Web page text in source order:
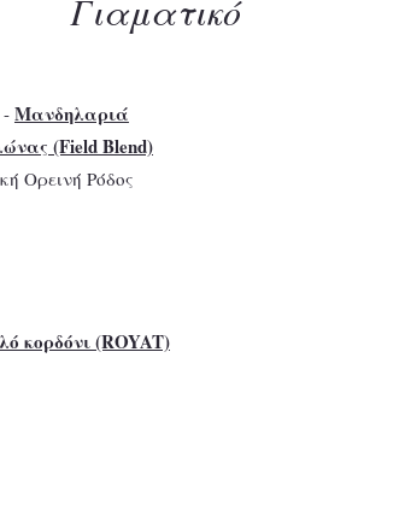
Γιαματικό
Μανδηλαριά
(Field Blend)
Ορεινή Ρόδος
κορδόνι (ROYAT)